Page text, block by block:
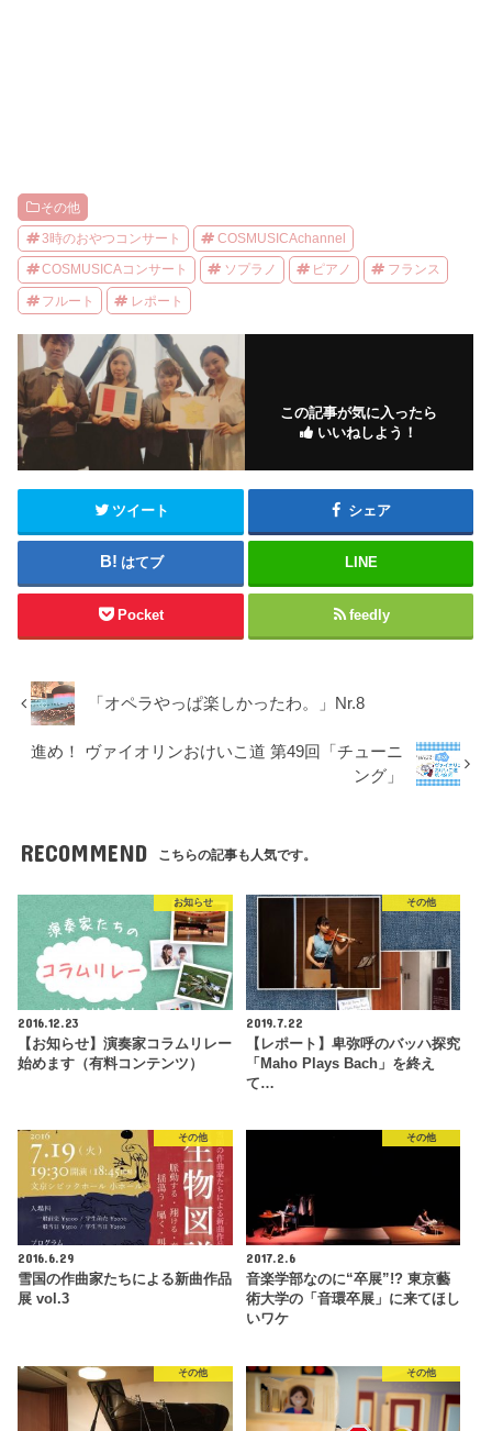
その他
3時のおやつコンサート COSMUSICAchannel
COSMUSICAコンサート ソプラノ ピアノ フランス
フルート レポート
この記事が気に入ったら
いいねしよう！
ツイート シェア
はてブ LINE
Pocket feedly
「オペラやっぱ楽しかったわ。」Nr.8
進め！ ヴァイオリンおけいこ道 第49回「チューニ
ング」
RECOMMEND こちらの記事も人気です。
お知らせ
2016.12.23
【お知らせ】演奏家コラムリレー
始めます（有料コンテンツ）
その他
2019.7.22
【レポート】卑弥呼のバッハ探究
「Maho Plays Bach」を終え
て…
その他
2016.6.29
雪国の作曲家たちによる新曲作品
展 vol.3
その他
2017.2.6
音楽学部なのに“卒展”!? 東京藝
術大学の「音環卒展」に来てほし
いワケ
その他 その他